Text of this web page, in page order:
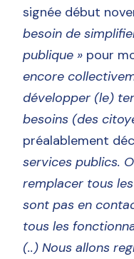
signée début
besoin de
publique » pour
encore
développer (le)
besoins (des
préalablement
services publics.
remplacer tous
sont pas en
tous les
(..) Nous allons